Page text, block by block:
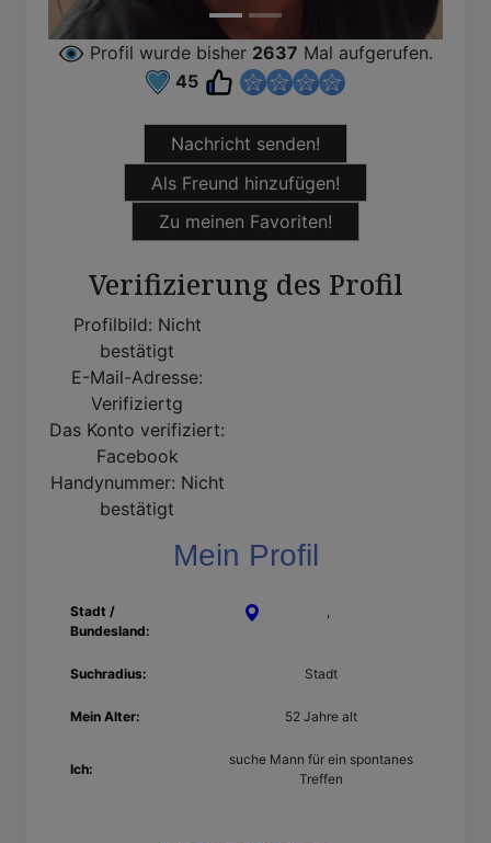
Profil wurde bisher 2637 Mal aufgerufen.
45
Nachricht senden!
Als Freund hinzufügen!
Zu meinen Favoriten!
Verifizierung des Profil
Profilbild: Nicht
bestätigt
E-Mail-Adresse:
Verifiziertg
Das Konto verifiziert:
Facebook
Handynummer: Nicht
bestätigt
Mein Profil
Stadt /
Bundesland:
,
Suchradius: Stadt
Mein Alter: 52 Jahre alt
Ich:
suche Mann für ein spontanes
Treffen